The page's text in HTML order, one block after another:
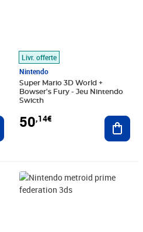
au panier
Livr. offerte
Nintendo
Super Mario 3D World +
Bowser's Fury - Jeu Nintendo
Swicth
50,14€
Prix 52,21€